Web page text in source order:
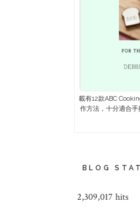
載有12款ABC
作方法，十分適合
BLOG
2,309,017 hits